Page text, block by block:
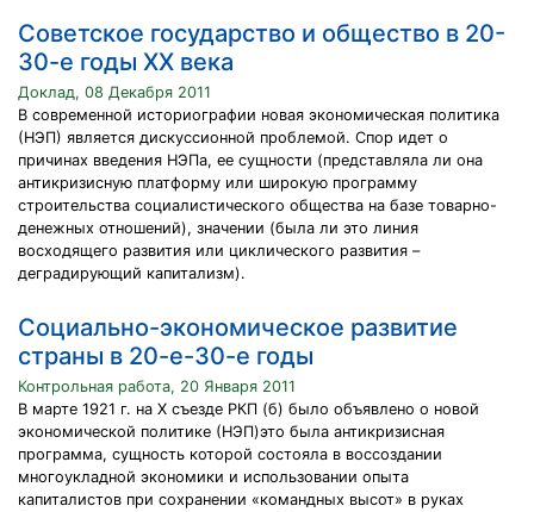
Советское государство и общество в 20-
30-е годы XX века
Доклад, 08 Декабря 2011
В современной историографии новая экономическая политика
(НЭП) является дискуссионной проблемой. Спор идет о
причинах введения НЭПа, ее сущности (представляла ли она
антикризисную платформу или широкую программу
строительства социалистического общества на базе товарно-
денежных отношений), значении (была ли это линия
восходящего развития или циклического развития –
деградирующий капитализм).
Социально-экономическое развитие
страны в 20-е-30-е годы
Контрольная работа, 20 Января 2011
В марте 1921 г. на X съезде РКП (б) было объявлено о новой
экономической политике (НЭП)это была антикризисная
программа, сущность которой состояла в воссоздании
многоукладной экономики и использовании опыта
капиталистов при сохранении «командных высот» в руках